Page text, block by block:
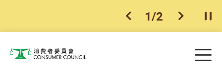
上一个
2/2 下一个开
消费者委员会 目